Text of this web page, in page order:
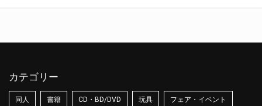
カテゴリー
同人 書籍 CD・BD/DVD 玩具 フェア・イベント